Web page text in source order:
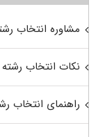
مشاوره انتخاب
نکات انتخاب
راهنمای انتخاب